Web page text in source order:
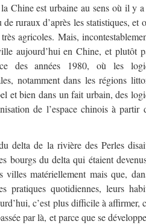
Chine est urbaine au sens où il y
ruraux d’après les statistiques, et
agricoles. Mais,
aujourd’hui en Chine, et plutôt
des années 1980, où les
notamment dans les régions
et bien dans un fait urbain, des
de l’espace chinois à partir
delta de la rivière des Perles
bourgs du delta qui étaient
villes matériellement mais que,
pratiques quotidiennes, leurs
c’est plus difficile à affirmer,
par là, et parce que se